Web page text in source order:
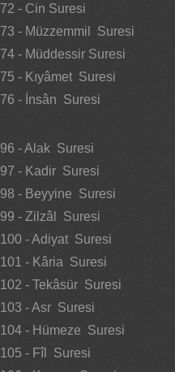
72 - Cin Suresi
73 - Müzzemmil Suresi
74 - Müddessir Suresi
75 - Kıyâmet Suresi
76 - İnsân Suresi
96 - Alak Suresi
97 - Kadir Suresi
98 - Beyyine Suresi
99 - Zilzâl Suresi
100 - Adiyat Suresi
101 - Kâria Suresi
102 - Tekâsür Suresi
103 - Asr Suresi
104 - Hümeze Suresi
105 - Fîl Suresi